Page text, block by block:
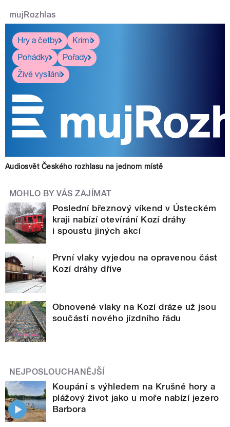
mujRozhlas
Hry a četby
Krimi
Pohádky
Pořady
Živé vysílání
Audiosvět Českého rozhlasu na jednom místě
MOHLO BY VÁS ZAJÍMAT
Poslední březnový víkend v Ústeckém
kraji nabízí otevírání Kozí dráhy
i spoustu jiných akcí
První vlaky vyjedou na opravenou část
Kozí dráhy dříve
Obnovené vlaky na Kozí dráze už jsou
součástí nového jízdního řádu
NEJPOSLOUCHANĚJŠÍ
Koupání s výhledem na Krušné hory a
plážový život jako u moře nabízí jezero
Barbora